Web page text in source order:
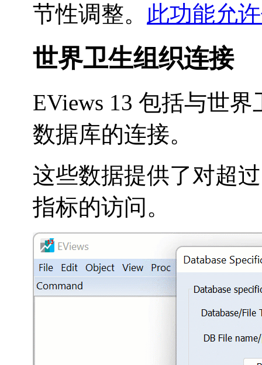
节性调整。 此功能允
世界卫生组织连接
EViews 13 包括与世
数据库的连接。
这些数据提供了对超
指标的访问。